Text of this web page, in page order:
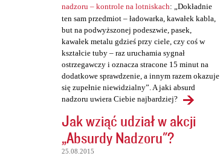
nadzoru – kontrole na lotniskach: „Dokładnie
ten sam przedmiot – ładowarka, kawałek kabla,
but na podwyższonej podeszwie, pasek,
kawałek metalu gdzieś przy ciele, czy coś w
kształcie tuby – raz uruchamia sygnał
ostrzegawczy i oznacza stracone 15 minut na
dodatkowe sprawdzenie, a innym razem okazuje
się zupełnie niewidzialny”. A jaki absurd
nadzoru uwiera Ciebie najbardziej?
Jak wziąć udział w akcji
„Absurdy Nadzoru"?
25.08.2015